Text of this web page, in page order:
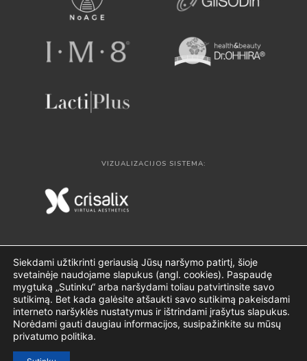
VIZUALIZACIJOS SISTEMA:
© 2024 visos teisės saugomos. CLINICUS.LT
Siekdami užtikrinti geriausią Jūsų naršymo patirtį, šioje
svetainėje naudojame slapukus (angl. cookies). Paspaudę
mygtuką „Sutinku“ arba naršydami toliau patvirtinsite savo
sutikimą. Bet kada galėsite atšaukti savo sutikimą pakeisdami
interneto naršyklės nustatymus ir ištrindami įrašytus slapukus.
Norėdami gauti daugiau informacijos, susipažinkite su mūsų
privatumo politika.